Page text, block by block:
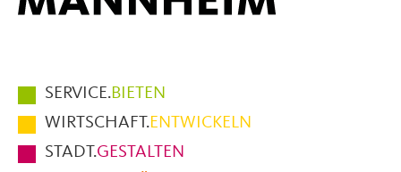
Hauptmenüpunkte
im
Fußbereich
der
SERVICE.BIETEN
WIRTSCHAFT.ENTWICKELN
STADT.GESTALTEN